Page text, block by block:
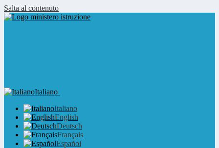
Salta al contenuto
Italiano
Italiano
English
Deutsch
Français
Español